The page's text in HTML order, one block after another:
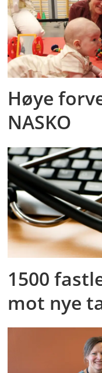
Høye
NASKO
1500
mot nye